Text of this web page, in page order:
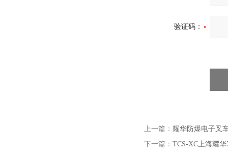
验证码：
上一篇： 耀华防爆电子叉
下一篇： TCS-XC上海耀